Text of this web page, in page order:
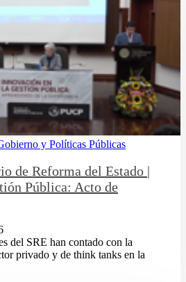
y Políticas Públicas
de Reforma del Estado |
Pública: Acto de
del SRE han contado con la
privado y de think tanks en la